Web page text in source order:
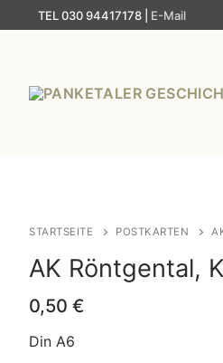
Inhalt
TEL 030 94417178 | E-Mail
STARTSEITE POSTKARTEN
AK Röntgental,
0,50 €
Din A6